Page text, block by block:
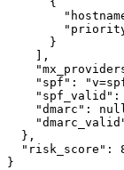
      }
    ],
"spf":
"spf_valid":
"dmarc":
  },
"risk_score":
}